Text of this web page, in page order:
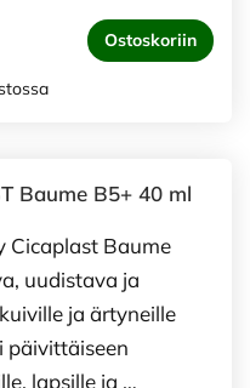
Ostoskoriin
Baume B5+ 40 ml
Cicaplast Baume
uudistava ja
ja ärtyneille
päivittäiseen
lapsille ja …